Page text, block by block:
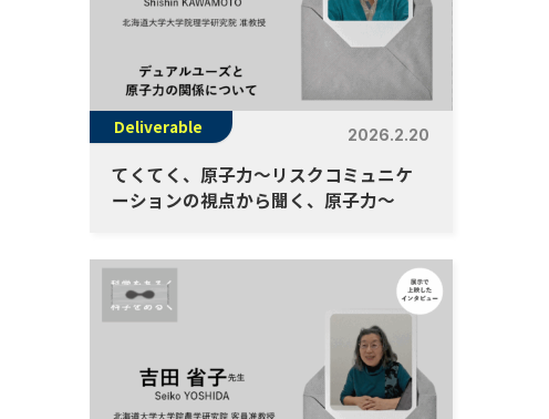
Deliverable 2026.2.20
てくてく、原子力～リスクコミュニケ
ーションの視点から聞く、原子力～